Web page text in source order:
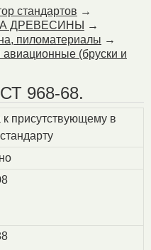
стандартов →
ДРЕВЕСИНЫ
→
пиломатериалы →
(бруски и
968-68.
к присутствующему в